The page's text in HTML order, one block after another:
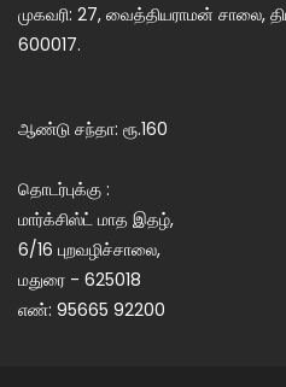
முகவரி: 27, வைத்தியராமன் சாலை,
600017.
ஆண்டு சந்தா: ரூ.160
தொடர்புக்கு :
மார்க்சிஸ்ட் மாத இதழ்,
6/16 புறவழிச்சாலை,
மதுரை - 625018
எண்: 95665 92200